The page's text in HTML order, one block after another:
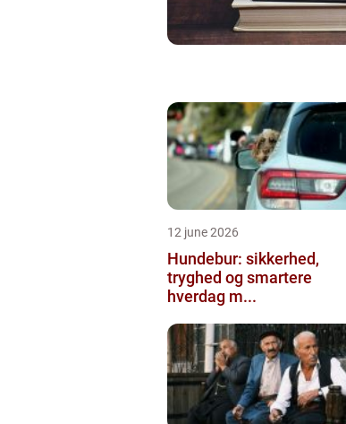
12 june 2026
Hundebur: sikkerhed,
tryghed og smartere
hverdag m...